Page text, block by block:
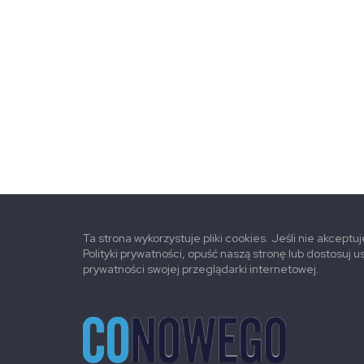
Ta strona wykorzystuje pliki cookies. Jeśli nie
Polityki prywatności, opuść naszą stronę lub dostosuj
prywatności swojej przeglądarki internetowej.